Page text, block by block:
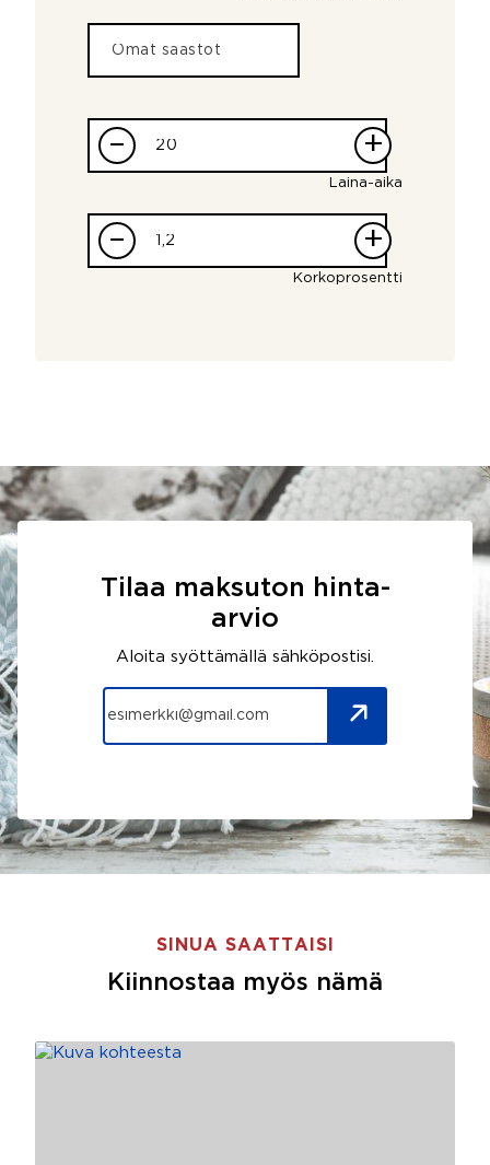
– +
Laina-aika
– +
Korkoprosentti
Tilaa maksuton hinta-
arvio
Aloita syöttämällä sähköpostisi.
SINUA SAATTAISI
Kiinnostaa myös nämä